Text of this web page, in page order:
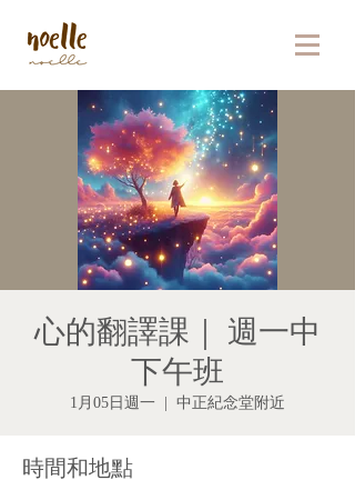
心的翻譯課｜ 週一中
下午班
1月05日週一 中正紀念堂附近
時間和地點